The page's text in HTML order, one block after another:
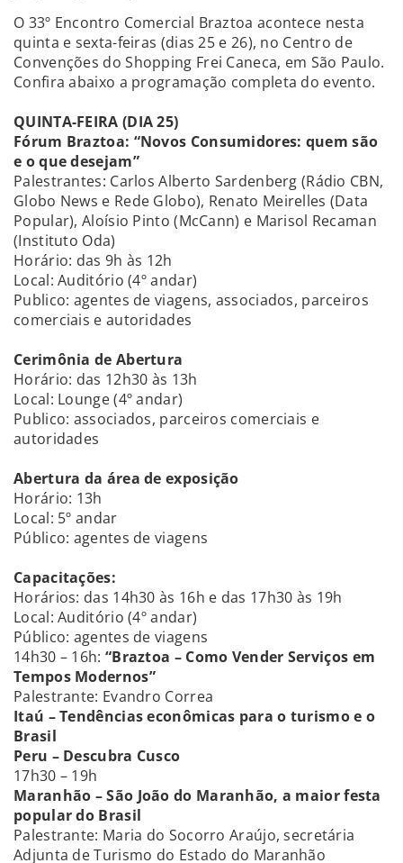
O 33º Encontro Comercial Braztoa acontece nesta
quinta e sexta-feiras (dias 25 e 26), no Centro de
Convenções do Shopping Frei Caneca, em São Paulo.
Confira abaixo a programação completa do evento.
QUINTA-FEIRA (DIA 25)
Fórum Braztoa: “Novos Consumidores: quem são
e o que desejam”
Palestrantes: Carlos Alberto Sardenberg (Rádio CBN,
Globo News e Rede Globo), Renato Meirelles (Data
Popular), Aloísio Pinto (McCann) e Marisol Recaman
(Instituto Oda)
Horário: das 9h às 12h
Local: Auditório (4º andar)
Publico: agentes de viagens, associados, parceiros
comerciais e autoridades
Cerimônia de Abertura
Horário: das 12h30 às 13h
Local: Lounge (4º andar)
Publico: associados, parceiros comerciais e
autoridades
Abertura da área de exposição
Horário: 13h
Local: 5º andar
Público: agentes de viagens
Capacitações:
Horários: das 14h30 às 16h e das 17h30 às 19h
Local: Auditório (4º andar)
Público: agentes de viagens
14h30 – 16h: “Braztoa – Como Vender Serviços em
Tempos Modernos”
Palestrante: Evandro Correa
Itaú – Tendências econômicas para o turismo e o
Brasil
Peru – Descubra Cusco
17h30 – 19h
Maranhão – São João do Maranhão, a maior festa
popular do Brasil
Palestrante: Maria do Socorro Araújo, secretária
Adjunta de Turismo do Estado do Maranhão